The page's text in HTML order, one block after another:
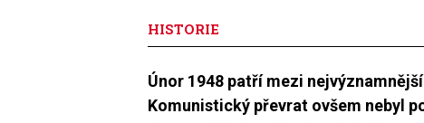
HISTORIE
Únor 1948 patří mezi
Komunistický převrat ovšem nebyl